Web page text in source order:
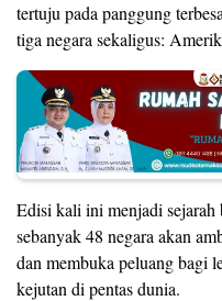
tertuju pada panggung
tiga negara sekaligus:
Edisi kali ini menjadi
sebanyak 48 negara akan
dan membuka peluang bagi
kejutan di pentas dunia.